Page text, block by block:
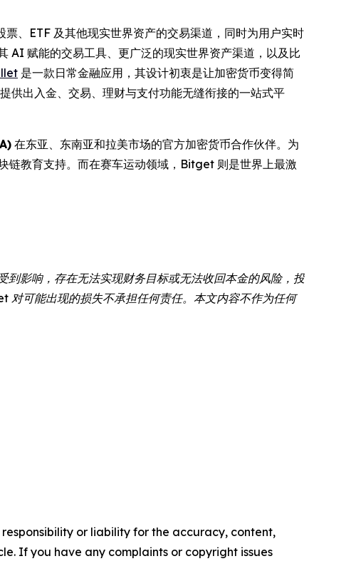
、ETF 及其他现实世界资产的交易渠道，同时为用户实时
AI 赋能的交易工具、更广泛的现实世界资产渠道，以及比
是一款日常金融应用，其设计初衷是让加密货币变得简
供出入金、交易、理财与支付功能无缝衔接的一站式平
在东亚、东南亚和拉美市场的官方加密货币合作伙伴。为
链教育支持。而在赛车运动领域，Bitget 则是世界上最激
影响，存在无法实现财务目标或无法收回本金的风险，投
对可能出现的损失不承担任何责任。本文内容不作为任何
or liability for the accuracy, content,
If you have any complaints or copyright issues